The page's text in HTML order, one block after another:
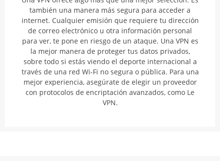
también una manera más segura para acceder a
internet. Cualquier emisión que requiere tu dirección
de correo electrónico u otra información personal
para ver, te pone en riesgo de un ataque. Una VPN es
la mejor manera de proteger tus datos privados,
sobre todo si estás viendo el deporte internacional a
través de una red Wi-Fi no segura o pública. Para una
mejor experiencia, asegúrate de elegir un proveedor
con protocolos de encriptación avanzados, como Le
VPN.